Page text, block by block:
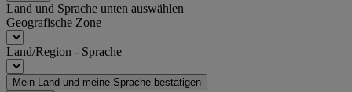
Land und Sprache unten auswählen
Geografische Zone
Land/Region - Sprache
Mein Land und meine Sprache bestätigen